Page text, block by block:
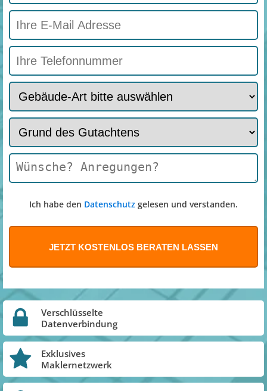
Ich habe den Datenschutz gelesen und verstanden.
Verschlüsselte
Datenverbindung
Exklusives
Maklernetzwerk